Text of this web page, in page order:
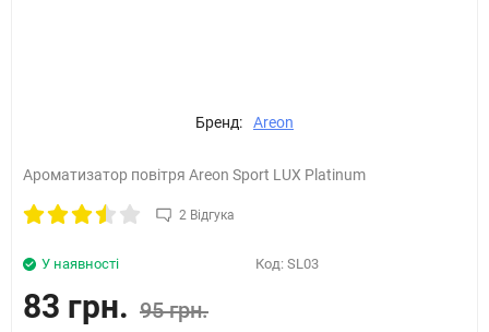
Бренд: Areon
Ароматизатор повітря Areon Sport LUX Platinum
2 Відгука
У наявності Код: SL03
83 грн. 95 грн.